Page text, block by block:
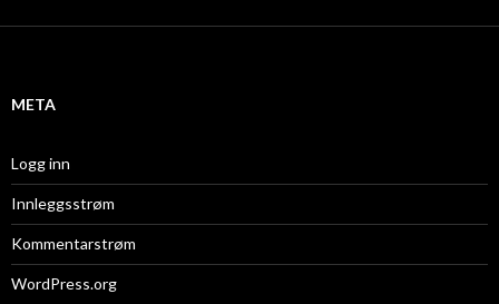
i
META
Logg inn
Innleggsstrøm
Kommentarstrøm
WordPress.org